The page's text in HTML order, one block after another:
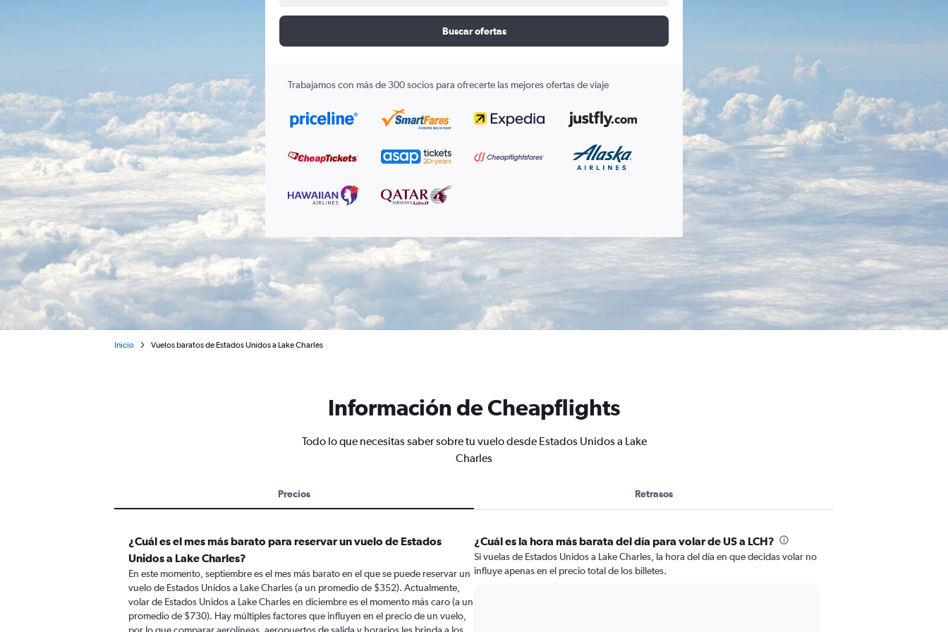
Buscar ofertas
Trabajamos con más de 300 socios para ofrecerte las mejores ofertas de viaje
Inicio Vuelos baratos de Estados Unidos a Lake Charles
Información de Cheapflights
Todo lo que necesitas saber sobre tu vuelo desde Estados Unidos a Lake
Charles
Precios Retrasos
¿Cuál es el mes más barato para reservar un vuelo de Estados
Unidos a Lake Charles?
En este momento, septiembre es el mes más barato en el que se puede reservar un
vuelo de Estados Unidos a Lake Charles (a un promedio de $352). Actualmente,
volar de Estados Unidos a Lake Charles en diciembre es el momento más caro (a un
promedio de $730). Hay múltiples factores que influyen en el precio de un vuelo,
¿Cuál es la hora más barata del día para volar de US a LCH?
Si vuelas de Estados Unidos a Lake Charles, la hora del día en que decidas volar no
influye apenas en el precio total de los billetes.